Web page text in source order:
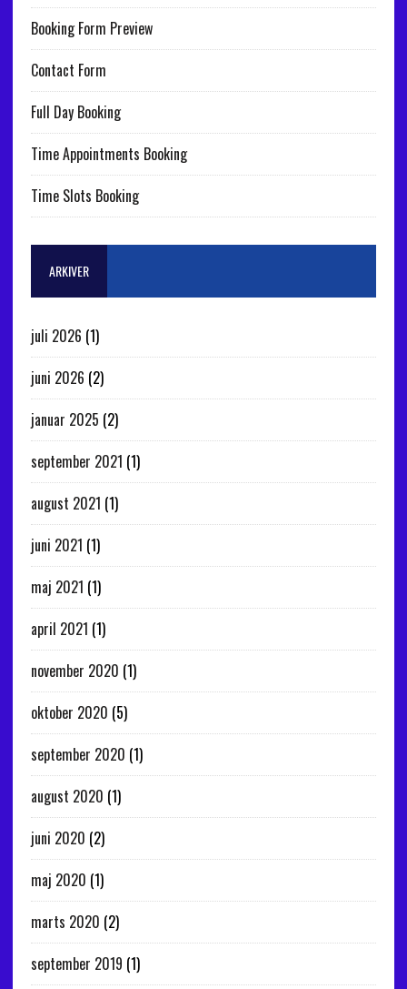
Booking Form Preview
Contact Form
Full Day Booking
Time Appointments Booking
Time Slots Booking
ARKIVER
juli 2026 (1)
juni 2026 (2)
januar 2025 (2)
september 2021 (1)
august 2021 (1)
juni 2021 (1)
maj 2021 (1)
april 2021 (1)
november 2020 (1)
oktober 2020 (5)
september 2020 (1)
august 2020 (1)
juni 2020 (2)
maj 2020 (1)
marts 2020 (2)
september 2019 (1)